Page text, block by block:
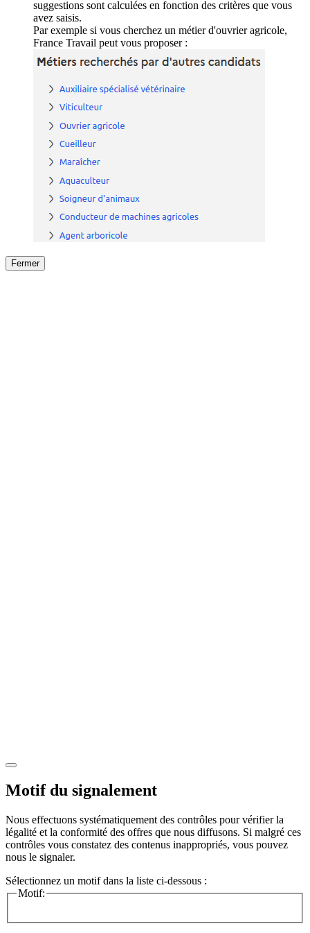
suggestions sont calculées en fonction des critères que vous
avez saisis.
Par exemple si vous cherchez un métier d'ouvrier agricole,
France Travail peut vous proposer :
Fermer
Motif du signalement
Nous effectuons systématiquement des contrôles pour vérifier la
légalité et la conformité des offres que nous diffusons. Si malgré ces
contrôles vous constatez des contenus inappropriés, vous pouvez
nous le signaler.
Sélectionnez un motif dans la liste ci-dessous :
Motif: